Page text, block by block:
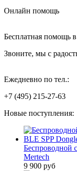
Онлайн помощь
Бесплатная помощь
Звоните, мы с
Ежедневно по тел.:
+7 (495) 215-27-63
Новые поступления:
Беспроводной
Mertech
9 900 руб